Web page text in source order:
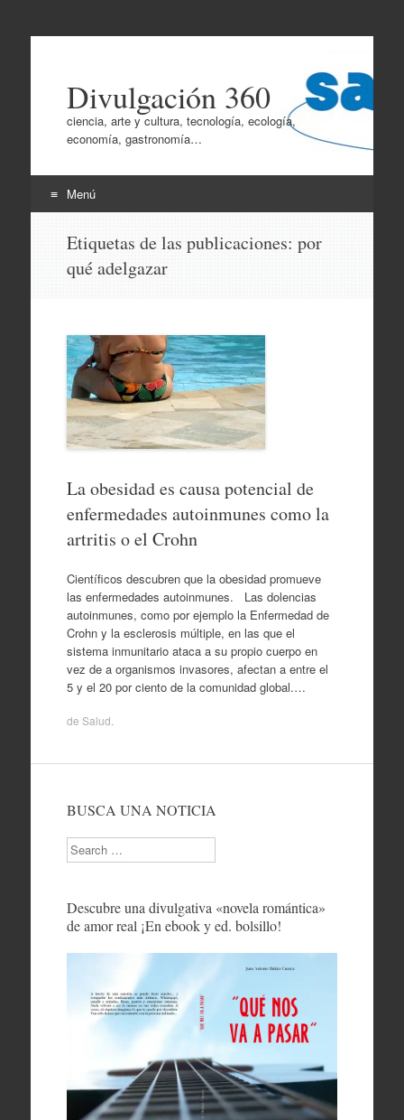
Divulgación 360
ciencia, arte y cultura, tecnología, ecología,
economía, gastronomía…
Menú
contenido
Etiquetas de las publicaciones: por
qué adelgazar
La obesidad es causa potencial de
enfermedades autoinmunes como la
artritis o el Crohn
Científicos descubren que la obesidad promueve
las enfermedades autoinmunes. Las dolencias
autoinmunes, como por ejemplo la Enfermedad de
Crohn y la esclerosis múltiple, en las que el
sistema inmunitario ataca a su propio cuerpo en
vez de a organismos invasores, afectan a entre el
5 y el 20 por ciento de la comunidad global.…
de Salud
BUSCA UNA NOTICIA
Search
Descubre una divulgativa «novela romántica»
de amor real ¡En ebook y ed. bolsillo!